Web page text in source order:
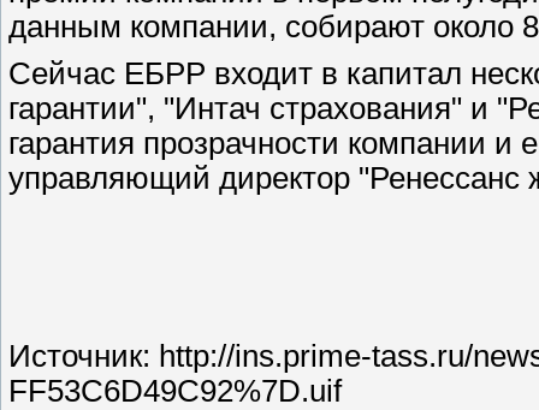
данным компании, собирают около
Сейчас ЕБРР входит в капитал
гарантии", "Интач страхования" и
гарантия прозрачности компании и
управляющий директор "Ренессанс
Источник: http://ins.prime-tass.ru/
FF53C6D49C92%7D.uif